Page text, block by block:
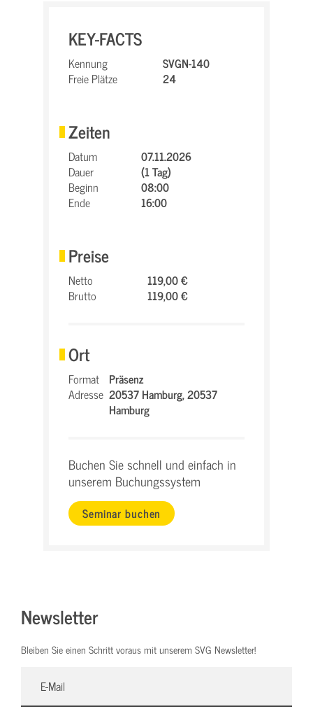
KEY-FACTS
Kennung
SVGN-140
Freie Plätze
24
Zeiten
Datum
07.11.2026
Dauer
(1 Tag)
Beginn
08:00
Ende
16:00
Preise
Netto
119,00 €
Brutto
119,00 €
Ort
Format Präsenz
Adresse 20537 Hamburg,20537
Hamburg
Buchen Sie schnell und einfach in
unserem Buchungssystem
Seminar buchen
Newsletter
Bleiben Sie einen Schritt voraus mit unserem SVG Newsletter!